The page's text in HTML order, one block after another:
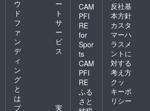
が無い
場合
も、
「記載
不要」
と判断
させて
頂きま
すので
ご了承
願いま
す。 ※
ウ
ド
フ
ァ
ン
デ
ィ
ン
グ
と
は
ー
ト
サ
ー
ビ
ス
プ 実
CAM
PFI
RE
for
Spor
ts
CAM
PFI
RE
ふる
さと
反社基
本方針
カスタ
マーハ
ラスメ
ントに
対する
考え方
クッ
キーポ
リシー